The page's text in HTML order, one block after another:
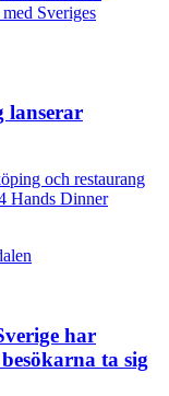
lanserar
och restaurang
Hands Dinner
har
ta sig